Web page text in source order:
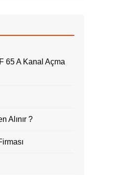
65 A Kanal Açma
Alınır ?